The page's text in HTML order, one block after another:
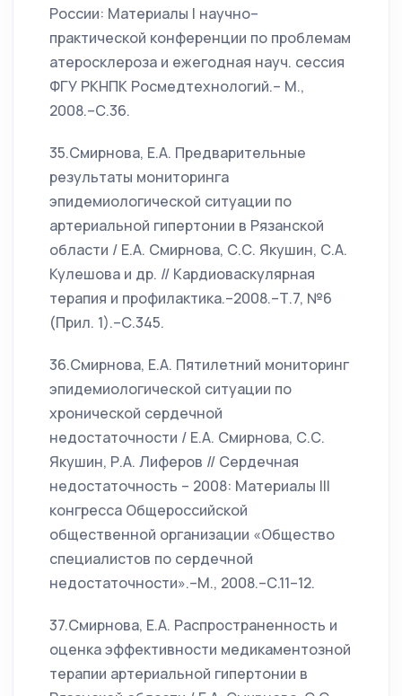
России: Материалы I научно–
практической конференции по проблемам
атеросклероза и ежегодная науч. сессия
ФГУ РКНПК Росмедтехнологий.– М.,
2008.–С.36.
35.Смирнова, Е.А. Предварительные
результаты мониторинга
эпидемиологической ситуации по
артериальной гипертонии в Рязанской
области / Е.А. Смирнова, С.С. Якушин, С.А.
Кулешова и др. // Кардиоваскулярная
терапия и профилактика.–2008.–Т.7, №6
(Прил. 1).–С.345.
36.Смирнова, Е.А. Пятилетний мониторинг
эпидемиологической ситуации по
хронической сердечной
недостаточности / Е.А. Смирнова, С.С.
Якушин, Р.А. Лиферов // Сердечная
недостаточность – 2008: Материалы III
конгресса Общероссийской
общественной организации «Общество
специалистов по сердечной
недостаточности».–М., 2008.–С.11–12.
37.Смирнова, Е.А. Распространенность и
оценка эффективности медикаментозной
терапии артериальной гипертонии в